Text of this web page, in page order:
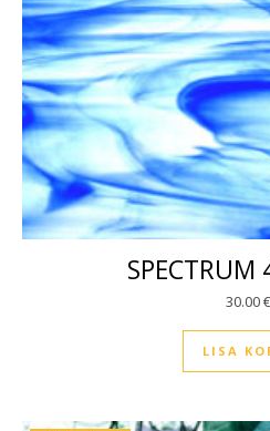
SPECTRUM
30.00€
LISA